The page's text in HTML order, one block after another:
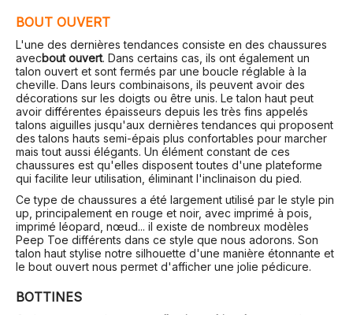
BOUT OUVERT
L'une des dernières tendances consiste en des chaussures
avecbout ouvert. Dans certains cas, ils ont également un
talon ouvert et sont fermés par une boucle réglable à la
cheville. Dans leurs combinaisons, ils peuvent avoir des
décorations sur les doigts ou être unis. Le talon haut peut
avoir différentes épaisseurs depuis les très fins appelés
talons aiguilles jusqu'aux dernières tendances qui proposent
des talons hauts semi-épais plus confortables pour marcher
mais tout aussi élégants. Un élément constant de ces
chaussures est qu'elles disposent toutes d'une plateforme
qui facilite leur utilisation, éliminant l'inclinaison du pied.
Ce type de chaussures a été largement utilisé par le style pin
up, principalement en rouge et noir, avec imprimé à pois,
imprimé léopard, nœud... il existe de nombreux modèles
Peep Toe différents dans ce style que nous adorons. Son
talon haut stylise notre silhouette d'une manière étonnante et
le bout ouvert nous permet d'afficher une jolie pédicure.
BOTTINES